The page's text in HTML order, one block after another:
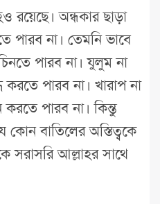
অন্ধকার ছাড়া
না। তেমনি ভাবে
পারব না। যুলুম না
পারব না। খারাপ না
পারব না। কিন্তু
বাতিলের অস্তিত্বকে
সরাসরি আল্লাহর সাথে